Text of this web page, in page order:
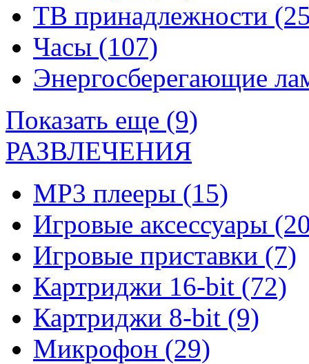
ТВ принадлежности
Часы (107)
Энергосберегающие
Показать еще (9)
РАЗВЛЕЧЕНИЯ
MP3 плееры (15)
Игровые аксессуары
Игровые приставки (7)
Картриджи 16-bit (72)
Картриджи 8-bit (9)
Микрофон (29)